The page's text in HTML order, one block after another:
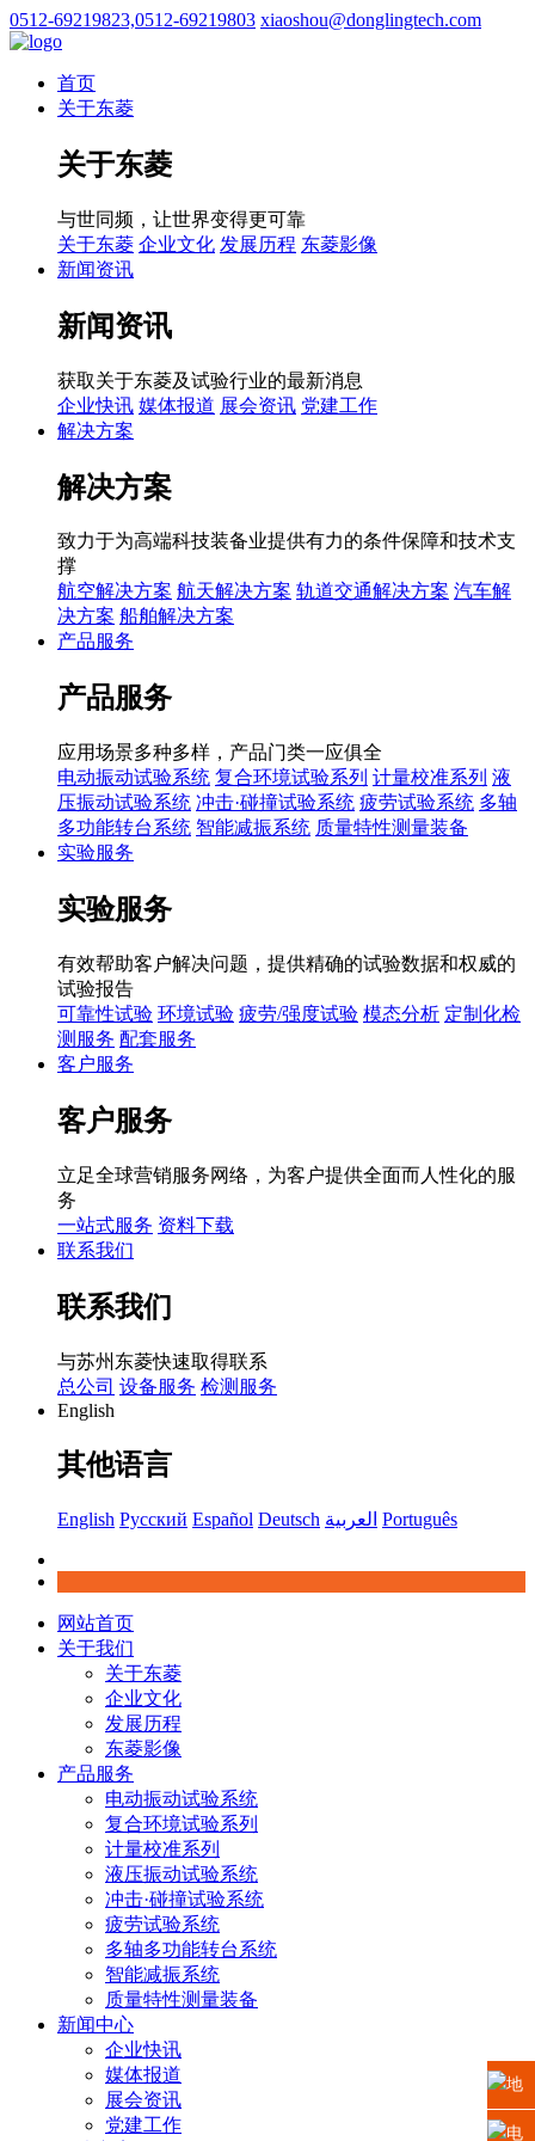
0512-69219823,0512-69219803 xiaoshou@donglingtech.com
首页
关于东菱
关于东菱
与世同频，让世界变得更可靠
关于东菱 企业文化 发展历程 东菱影像
新闻资讯
新闻资讯
获取关于东菱及试验行业的最新消息
企业快讯 媒体报道 展会资讯 党建工作
解决方案
解决方案
致力于为高端科技装备业提供有力的条件保障和技术支
撑
航空解决方案 航天解决方案 轨道交通解决方案 汽车解
决方案 船舶解决方案
产品服务
产品服务
应用场景多种多样，产品门类一应俱全
电动振动试验系统 复合环境试验系列 计量校准系列 液
压振动试验系统 冲击·碰撞试验系统 疲劳试验系统 多轴
多功能转台系统 智能减振系统 质量特性测量装备
实验服务
实验服务
有效帮助客户解决问题，提供精确的试验数据和权威的
试验报告
可靠性试验 环境试验 疲劳/强度试验 模态分析 定制化检
测服务 配套服务
客户服务
客户服务
立足全球营销服务网络，为客户提供全面而人性化的服
务
一站式服务 资料下载
联系我们
联系我们
与苏州东菱快速取得联系
总公司 设备服务 检测服务
English
其他语言
English Русский Español Deutsch العربية Português
网站首页
关于我们
关于东菱
企业文化
发展历程
东菱影像
产品服务
电动振动试验系统
复合环境试验系列
计量校准系列
液压振动试验系统
冲击·碰撞试验系统
疲劳试验系统
多轴多功能转台系统
智能减振系统
质量特性测量装备
新闻中心
企业快讯
媒体报道
展会资讯
党建工作
地
址：
电